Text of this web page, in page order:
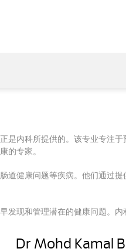
是内科所提供的。该专业专注
的专家。
道健康问题等疾病。他们通过
发现和管理潜在的健康问题。
Dr Mohd Kamal